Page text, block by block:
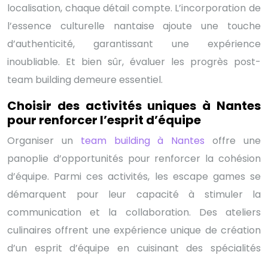
localisation, chaque détail compte. L’incorporation de
l’essence culturelle nantaise ajoute une touche
d’authenticité, garantissant une expérience
inoubliable. Et bien sûr, évaluer les progrès post-
team building demeure essentiel.
Choisir des activités uniques à Nantes
pour renforcer l’esprit d’équipe
Organiser un team building à Nantes offre une
panoplie d’opportunités pour renforcer la cohésion
d’équipe. Parmi ces activités, les escape games se
démarquent pour leur capacité à stimuler la
communication et la collaboration. Des ateliers
culinaires offrent une expérience unique de création
d’un esprit d’équipe en cuisinant des spécialités